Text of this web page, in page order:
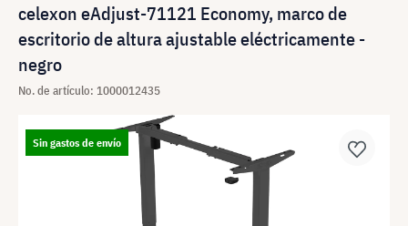
celexon eAdjust-71121 Economy, marco de
escritorio de altura ajustable eléctricamente -
negro
No. de artículo: 1000012435
Sin gastos de envío